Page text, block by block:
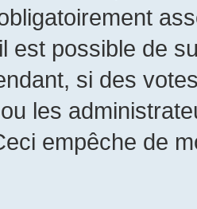
est possible de
si des
les
empêche de